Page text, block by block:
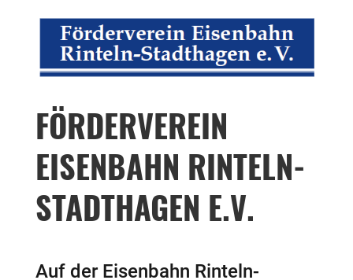
FÖRDERVEREIN
EISENBAHN RINTELN-
STADTHAGEN E.V.
Auf der Eisenbahn Rinteln-